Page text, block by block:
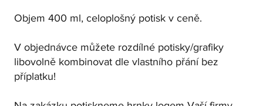
Objem 400 ml, celoplošný potisk v ceně.
V objednávce můžete rozdílné potisky/grafiky
libovolně kombinovat dle vlastního přání bez
příplatku!